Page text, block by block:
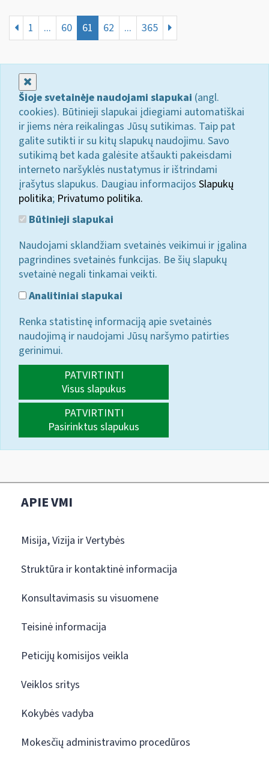
1 ... 60 61 62 ... 365
Šioje svetainėje naudojami slapukai (angl.
cookies). Būtinieji slapukai įdiegiami automatiškai
ir jiems nėra reikalingas Jūsų sutikimas. Taip pat
galite sutikti ir su kitų slapukų naudojimu. Savo
sutikimą bet kada galėsite atšaukti pakeisdami
interneto naršyklės nustatymus ir ištrindami
įrašytus slapukus. Daugiau informacijos Slapukų
politika; Privatumo politika.
Būtinieji slapukai
Naudojami sklandžiam svetainės veikimui ir įgalina
pagrindines svetainės funkcijas. Be šių slapukų
svetainė negali tinkamai veikti.
Analitiniai slapukai
Renka statistinę informaciją apie svetainės
naudojimą ir naudojami Jūsų naršymo patirties
gerinimui.
PATVIRTINTI
Visus slapukus
PATVIRTINTI
Pasirinktus slapukus
APIE VMI
Misija, Vizija ir Vertybės
Struktūra ir kontaktinė informacija
Konsultavimasis su visuomene
Teisinė informacija
Peticijų komisijos veikla
Veiklos sritys
Kokybės vadyba
Mokesčių administravimo procedūros